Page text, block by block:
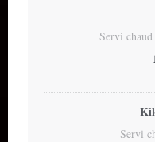
Servi
Servi